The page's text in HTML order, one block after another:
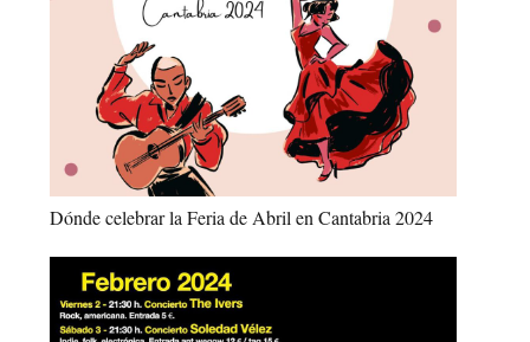
Dónde celebrar la Feria de Abril en Cantabria 2024